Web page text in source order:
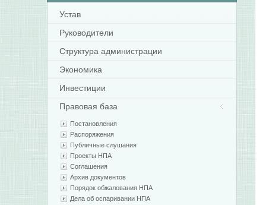
Устав
Руководители
Структура администрации
Экономика
Инвестиции
Правовая база
Постановления
Распоряжения
Публичные слушания
Проекты НПА
Соглашения
Архив документов
Порядок обжалования НПА
Дела об оспаривании НПА